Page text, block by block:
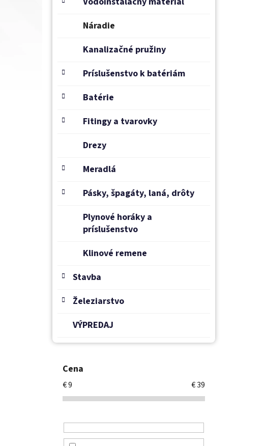
Náradie
Kanalizačné pružiny
Príslušenstvo k batériám
Batérie
Fitingy a tvarovky
Drezy
Meradlá
Pásky, špagáty, laná, drôty
Plynové horáky a
príslušenstvo
Klinové remene
Stavba
Železiarstvo
VÝPREDAJ
Cena
€9 €39